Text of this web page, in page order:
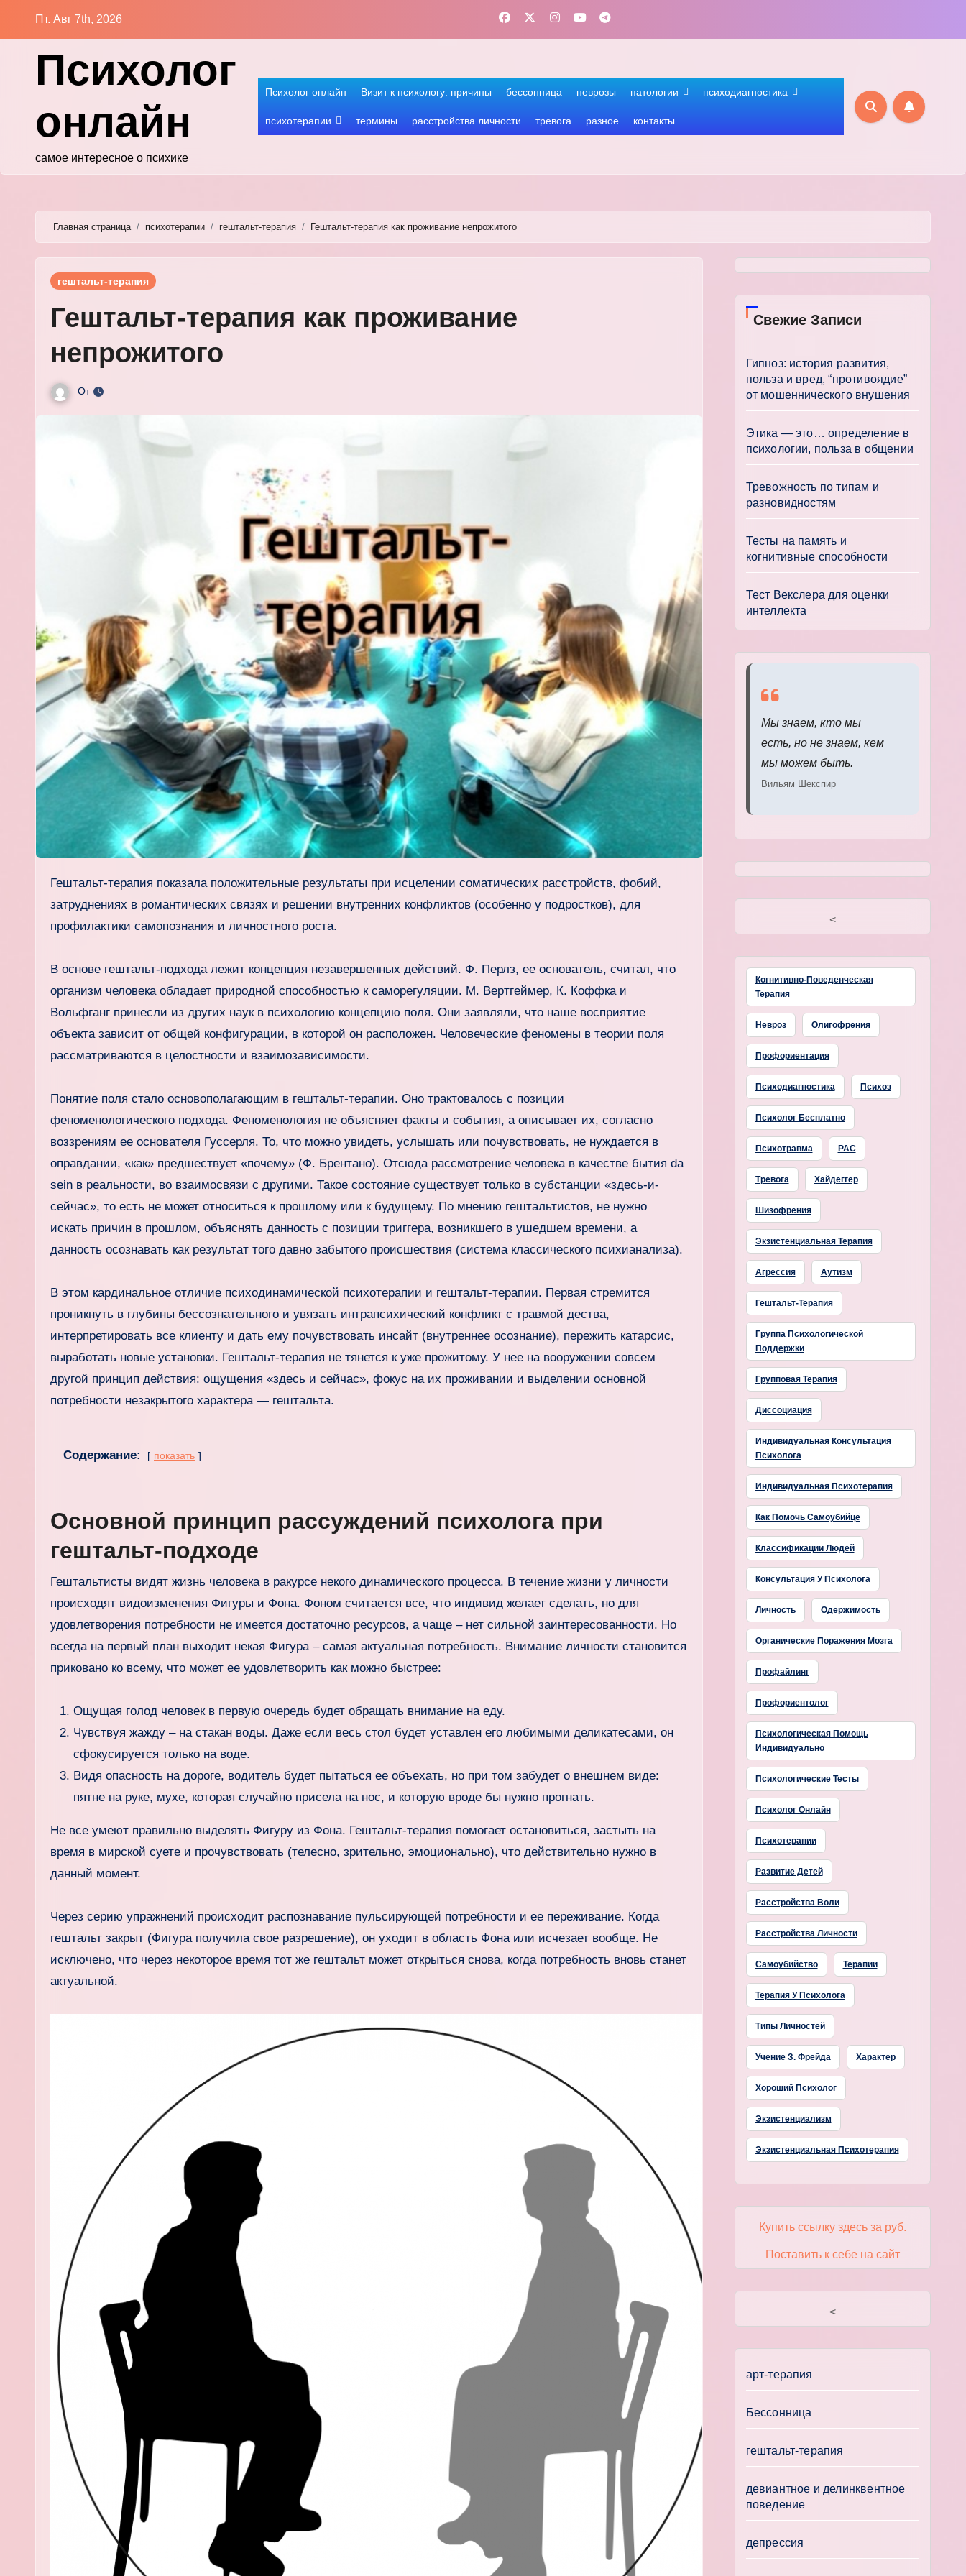
Пт. Авг 7th, 2026
Психолог
онлайн
самое интересное о психике
Психолог онлайн Визит к психологу: причины бессонница неврозы патологии психодиагностика
психотерапии термины расстройства личности тревога разное контакты
Главная страница психотерапии гештальт-терапия Гештальт-терапия как проживание непрожитого
гештальт-терапия
Гештальт-терапия как проживание
непрожитого
От
Гештальт-терапия показала положительные результаты при исцелении соматических расстройств, фобий,
затруднениях в романтических связях и решении внутренних конфликтов (особенно у подростков), для
профилактики самопознания и личностного роста.
В основе гештальт-подхода лежит концепция незавершенных действий. Ф. Перлз, ее основатель, считал, что
организм человека обладает природной способностью к саморегуляции. М. Вертгеймер, К. Коффка и
Вольфганг принесли из других наук в психологию концепцию поля. Они заявляли, что наше восприятие
объекта зависит от общей конфигурации, в которой он расположен. Человеческие феномены в теории поля
рассматриваются в целостности и взаимозависимости.
Понятие поля стало основополагающим в гештальт-терапии. Оно трактовалось с позиции
феноменологического подхода. Феноменология не объясняет факты и события, а описывает их, согласно
воззрениям ее основателя Гуссерля. То, что можно увидеть, услышать или почувствовать, не нуждается в
оправдании, «как» предшествует «почему» (Ф. Брентано). Отсюда рассмотрение человека в качестве бытия da
sein в реальности, во взаимосвязи с другими. Такое состояние существует только в субстанции «здесь-и-
сейчас», то есть не может относиться к прошлому или к будущему. По мнению гештальтистов, не нужно
искать причин в прошлом, объяснять данность с позиции триггера, возникшего в ушедшем времени, а
данность осознавать как результат того давно забытого происшествия (система классического психианализа).
В этом кардинальное отличие психодинамической психотерапии и гештальт-терапии. Первая стремится
проникнуть в глубины бессознательного и увязать интрапсихический конфликт с травмой дества,
интерпретировать все клиенту и дать ему почувствовать инсайт (внутреннее осознание), пережить катарсис,
выработать новые установки. Гештальт-терапия не тянется к уже прожитому. У нее на вооружении совсем
другой принцип действия: ощущения «здесь и сейчас», фокус на их проживании и выделении основной
потребности незакрытого характера — гештальта.
Содержание: показать
Основной принцип рассуждений психолога при
гештальт-подходе
Гештальтисты видят жизнь человека в ракурсе некого динамического процесса. В течение жизни у личности
происходят видоизменения Фигуры и Фона. Фоном считается все, что индивид желает сделать, но для
удовлетворения потребности не имеется достаточно ресурсов, а чаще – нет сильной заинтересованности. Но
всегда на первый план выходит некая Фигура – самая актуальная потребность. Внимание личности становится
приковано ко всему, что может ее удовлетворить как можно быстрее:
Ощущая голод человек в первую очередь будет обращать внимание на еду.
Чувствуя жажду – на стакан воды. Даже если весь стол будет уставлен его любимыми деликатесами, он
сфокусируется только на воде.
Видя опасность на дороге, водитель будет пытаться ее объехать, но при том забудет о внешнем виде:
пятне на руке, мухе, которая случайно присела на нос, и которую вроде бы нужно прогнать.
Не все умеют правильно выделять Фигуру из Фона. Гештальт-терапия помогает остановиться, застыть на
время в мирской суете и прочувствовать (телесно, зрительно, эмоционально), что действительно нужно в
данный момент.
Через серию упражнений происходит распознавание пульсирующей потребности и ее переживание. Когда
гештальт закрыт (Фигура получила свое разрешение), он уходит в область Фона или исчезает вообще. Не
исключено, что через некоторое время тот же гештальт может открыться снова, когда потребность вновь станет
актуальной.
Свежие Записи
Гипноз: история развития,
польза и вред, “противоядие”
от мошеннического внушения
Этика — это… определение в
психологии, польза в общении
Тревожность по типам и
разновидностям
Тесты на память и
когнитивные способности
Тест Векслера для оценки
интеллекта
Мы знаем, кто мы
есть, но не знаем, кем
мы можем быть.
Вильям Шекспир
<
Когнитивно-Поведенческая
Терапия
Невроз Олигофрения
Профориентация
Психодиагностика Психоз
Психолог Бесплатно
Психотравма РАС
Тревога Хайдеггер
Шизофрения
Экзистенциальная Терапия
Агрессия Аутизм
Гештальт-Терапия
Группа Психологической
Поддержки
Групповая Терапия
Диссоциация
Индивидуальная Консультация
Психолога
Индивидуальная Психотерапия
Как Помочь Самоубийце
Классификации Людей
Консультация У Психолога
Личность Одержимость
Органические Поражения Мозга
Профайлинг
Профориентолог
Психологическая Помощь
Индивидуально
Психологические Тесты
Психолог Онлайн
Психотерапии
Развитие Детей
Расстройства Воли
Расстройства Личности
Самоубийство Терапии
Терапия У Психолога
Типы Личностей
Учение З. Фрейда Характер
Хороший Психолог
Экзистенциализм
Экзистенциальная Психотерапия
Купить ссылку здесь за руб.
Поставить к себе на сайт
<
арт-терапия
Бессонница
гештальт-терапия
девиантное и делинквентное
поведение
депрессия